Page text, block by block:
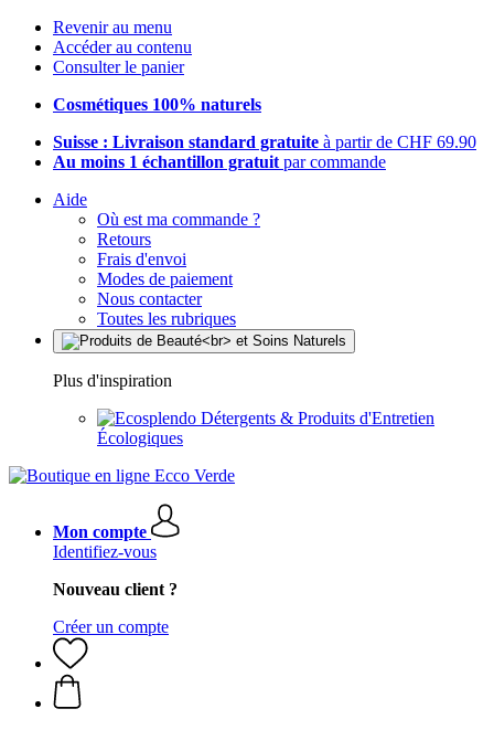
Revenir au menu
Accéder au contenu
Consulter le panier
Cosmétiques 100% naturels
Suisse : Livraison standard gratuite à partir de CHF 69.90
Au moins 1 échantillon gratuit par commande
Aide
Où est ma commande ?
Retours
Frais d'envoi
Modes de paiement
Nous contacter
Toutes les rubriques
Plus d'inspiration
Détergents & Produits d'Entretien
Écologiques
Mon compte
Identifiez-vous
Nouveau client ?
Créer un compte